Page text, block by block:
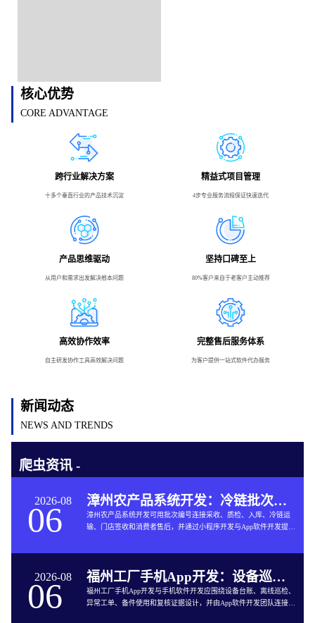
核心优势
CORE ADVANTAGE
跨行业解决方案
十多个垂直行业的产品技术沉淀
精益式项目管理
4步专业服务流程保证快速迭代
产品思维驱动
从用户和需求出发解决根本问题
坚持口碑至上
80%客户来自于老客户主动推荐
高效协作效率
自主研发协作工具高效解决问题
完整售后服务体系
为客户提供一站式软件代办服务
新闻动态
NEWS AND TRENDS
爬虫资讯 -
2026-08
06 漳州农产品系统开发：冷链批次如何连接仓储与售后
漳州农产品系统开发可用批次编号连接采收、质检、入库、冷链运
输、门店签收和消费者售后，并通过小程序开发与App软件开发提供
2026-08
06 福州工厂手机App开发：设备巡检如何兼顾离线与追责
福州工厂手机App开发与手机软件开发应围绕设备台账、离线巡检、
异常工单、备件使用和复核证据设计，并由App软件开发团队连接生